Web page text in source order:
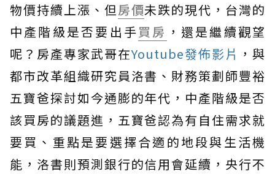
物價持續上漲、但房價未跌的現代，台灣的
中產階級是否要出手買房 ，還是繼續觀望
呢？房產專家武哥在Youtube發佈影片 ，與
都市改革組織研究員洛書、財務策劃師豐裕
五寶爸探討如今通膨的年代，中產階級是否
該買房的議題進，五寶爸認為有自住需求就
要買、重點是要選擇合適的地段與生活機
能，洛書則預測銀行的信用會延續，央行不